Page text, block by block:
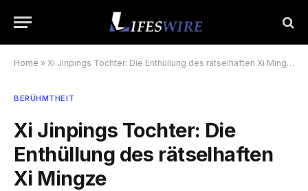
Home » Xi Jinpings Tochter: Die Enthüllung des rätselhaften Xi Mingze
BERÜHMTHEIT
Xi Jinpings Tochter: Die
Enthüllung des rätselhaften
Xi Mingze